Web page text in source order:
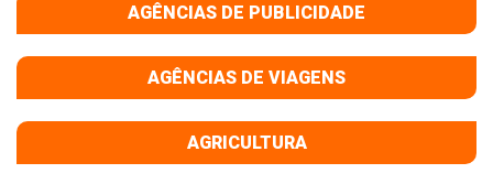
AGÊNCIAS DE PUBLICIDADE
AGÊNCIAS DE VIAGENS
AGRICULTURA